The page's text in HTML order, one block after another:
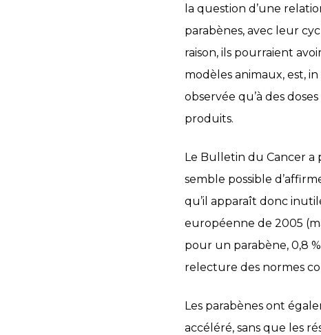
la question d’une
parabènes, avec leur
raison, ils pourraient
modèles animaux, est,
observée qu’à des
produits.
Le Bulletin du Cancer a
semble possible
qu’il apparaît donc
européenne de 2005
pour un parabène, 0,8
relecture des normes
Les parabènes ont
accéléré, sans que les